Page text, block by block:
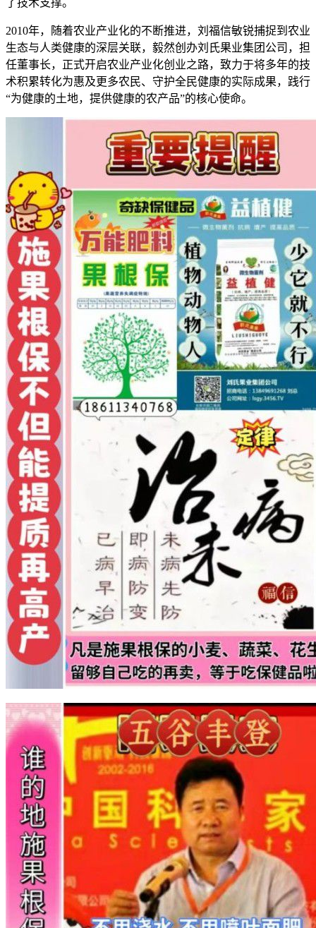
了技术支撑。
2010年，随着农业产业化的不断推进，刘福信敏锐捕捉到农业
生态与人类健康的深层关联，毅然创办刘氏果业集团公司，担
任董事长，正式开启农业产业化创业之路，致力于将多年的技
术积累转化为惠及更多农民、守护全民健康的实际成果，践行
“为健康的土地，提供健康的农产品”的核心使命。